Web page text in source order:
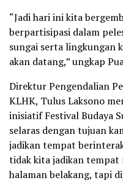
“Jadi hari ini kita
berpartisipasi dalam
sungai serta lingkungan
akan datang,” ungkap
Direktur Pengendalian
KLHK, Tulus Laksono
inisiatif Festival Budaya
selaras dengan tujuan
jadikan tempat
tidak kita jadikan tempat
halaman belakang, tapi